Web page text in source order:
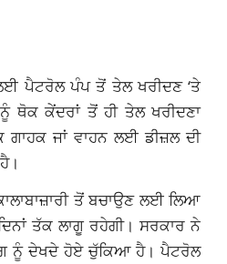
ਪੈਟਰੋਲ ਪੰਪ ਤੋਂ ਤੇਲ ਖਰੀਦਣ ‘ਤੇ
ਥੋਕ ਕੇਂਦਰਾਂ ਤੋਂ ਹੀ ਤੇਲ ਖਰੀਦਣਾ
ਜਾਂ ਵਾਹਨ ਲਈ ਡੀਜ਼ਲ ਦੀ
ਤੋਂ ਬਚਾਉਣ ਲਈ ਲਿਆ
ਤੱਕ ਲਾਗੂ ਰਹੇਗੀ। ਸਰਕਾਰ ਨੇ
ਨੂੰ ਦੇਖਦੇ ਹੋਏ ਚੁੱਕਿਆ ਹੈ। ਪੈਟਰੋਲ